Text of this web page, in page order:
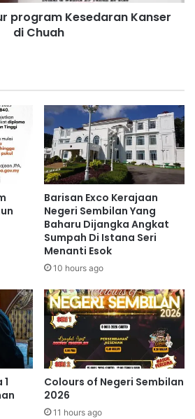
program Kesedaran Kanser
di Chuah
Barisan Exco Kerajaan
Negeri Sembilan Yang
Baharu Dijangka Angkat
Sumpah Di Istana Seri
Menanti Esok
10 hours ago
Colours of Negeri Sembilan
2026
11 hours ago